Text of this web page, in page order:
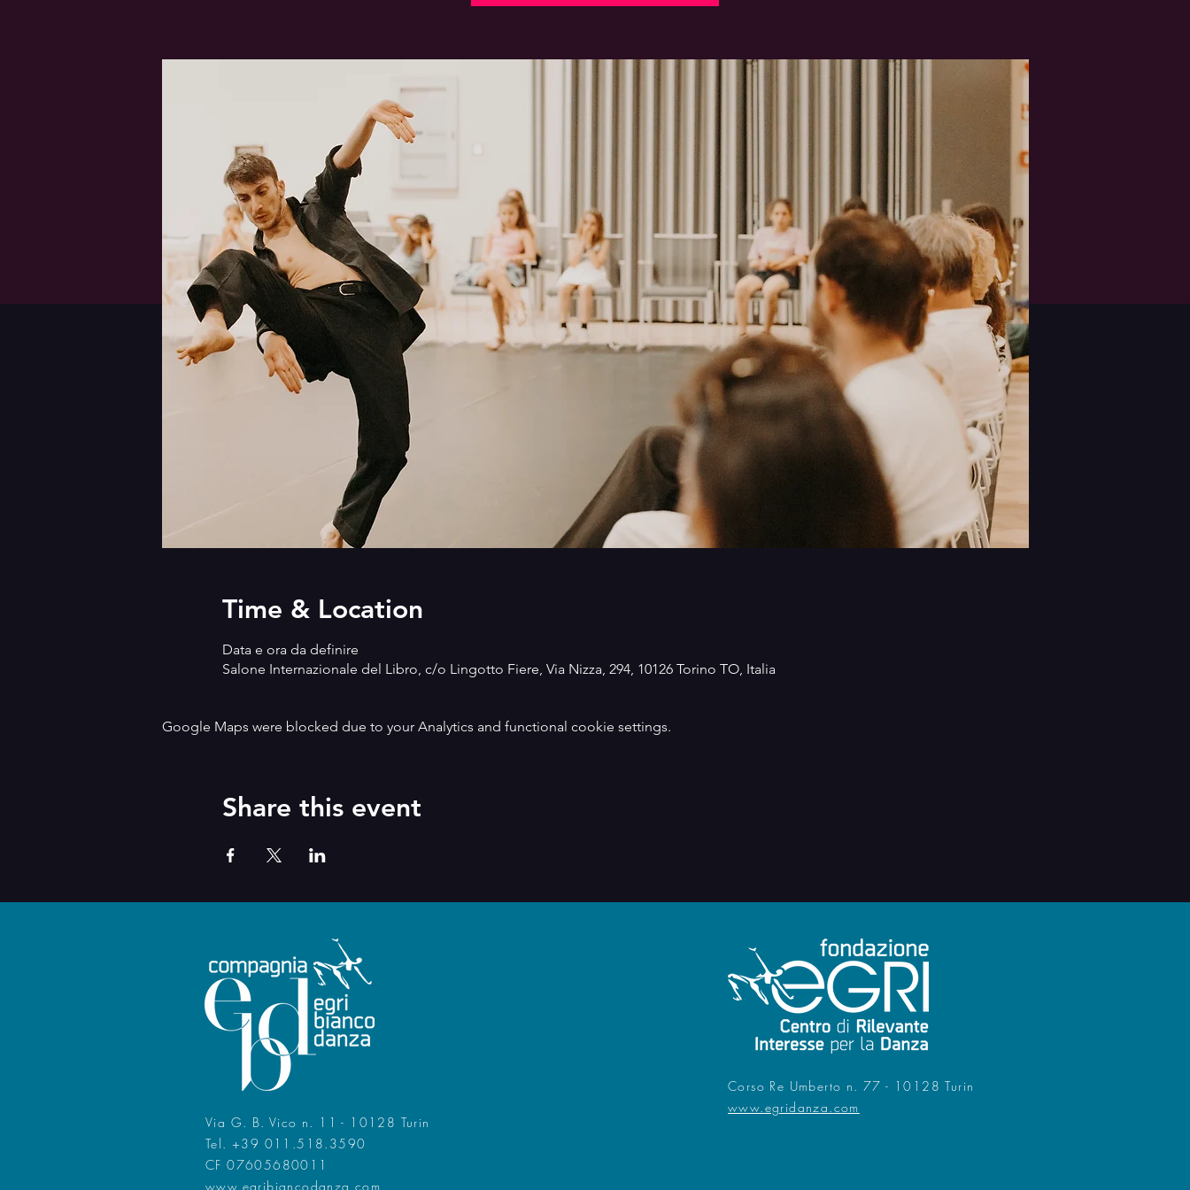
Time & Location
Data e ora da definire
Salone Internazionale del Libro, c/o Lingotto Fiere, Via Nizza, 294, 10126 Torino TO, Italia
Google Maps were blocked due to your Analytics and functional cookie settings.
Share this event
Via G. B. Vico n. 11 - 10128 Turin
Tel. +39 011.518.3590
CF 07605680011
www.egribiancodanza.com
Corso Re Umberto n. 77 - 10128 Turin
www.egridanza.com